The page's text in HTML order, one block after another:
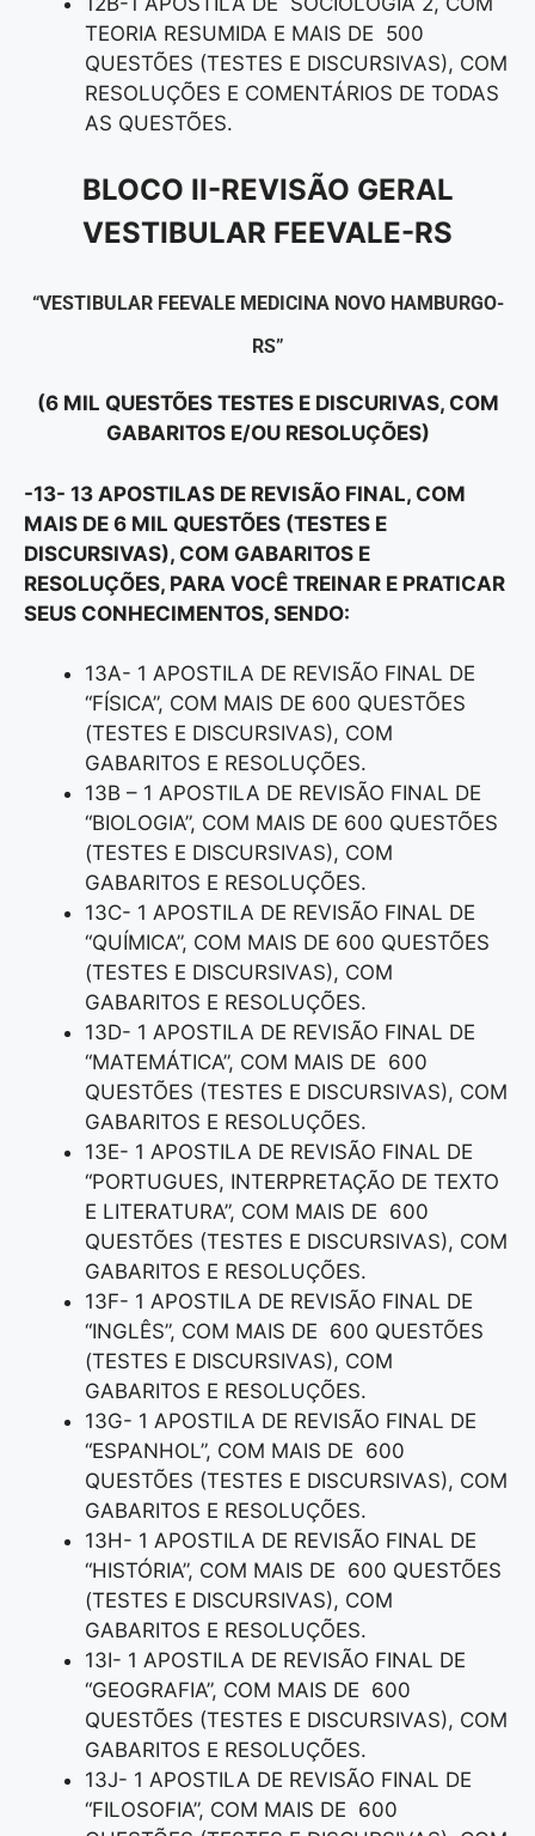
TEORIA RESUMIDA E MAIS DE 500
QUESTÕES (TESTES E DISCURSIVAS), COM
RESOLUÇÕES E COMENTÁRIOS DE TODAS
AS QUESTÕES.
BLOCO II-REVISÃO GERAL
VESTIBULAR FEEVALE-RS
“VESTIBULAR FEEVALE MEDICINA NOVO HAMBURGO-
RS”
(6 MIL QUESTÕES TESTES E DISCURIVAS, COM
GABARITOS E/OU RESOLUÇÕES)
-13- 13 APOSTILAS DE REVISÃO FINAL, COM
MAIS DE 6 MIL QUESTÕES (TESTES E
DISCURSIVAS), COM GABARITOS E
RESOLUÇÕES, PARA VOCÊ TREINAR E PRATICAR
SEUS CONHECIMENTOS, SENDO:
13A- 1 APOSTILA DE REVISÃO FINAL DE
“FÍSICA”, COM MAIS DE 600 QUESTÕES
(TESTES E DISCURSIVAS), COM
GABARITOS E RESOLUÇÕES.
13B – 1 APOSTILA DE REVISÃO FINAL DE
“BIOLOGIA”, COM MAIS DE 600 QUESTÕES
(TESTES E DISCURSIVAS), COM
GABARITOS E RESOLUÇÕES.
13C- 1 APOSTILA DE REVISÃO FINAL DE
“QUÍMICA”, COM MAIS DE 600 QUESTÕES
(TESTES E DISCURSIVAS), COM
GABARITOS E RESOLUÇÕES.
13D- 1 APOSTILA DE REVISÃO FINAL DE
“MATEMÁTICA”, COM MAIS DE 600
QUESTÕES (TESTES E DISCURSIVAS), COM
GABARITOS E RESOLUÇÕES.
13E- 1 APOSTILA DE REVISÃO FINAL DE
“PORTUGUES, INTERPRETAÇÃO DE TEXTO
E LITERATURA”, COM MAIS DE 600
QUESTÕES (TESTES E DISCURSIVAS), COM
GABARITOS E RESOLUÇÕES.
13F- 1 APOSTILA DE REVISÃO FINAL DE
“INGLÊS”, COM MAIS DE 600 QUESTÕES
(TESTES E DISCURSIVAS), COM
GABARITOS E RESOLUÇÕES.
13G- 1 APOSTILA DE REVISÃO FINAL DE
“ESPANHOL”, COM MAIS DE 600
QUESTÕES (TESTES E DISCURSIVAS), COM
GABARITOS E RESOLUÇÕES.
13H- 1 APOSTILA DE REVISÃO FINAL DE
“HISTÓRIA”, COM MAIS DE 600 QUESTÕES
(TESTES E DISCURSIVAS), COM
GABARITOS E RESOLUÇÕES.
13I- 1 APOSTILA DE REVISÃO FINAL DE
“GEOGRAFIA”, COM MAIS DE 600
QUESTÕES (TESTES E DISCURSIVAS), COM
GABARITOS E RESOLUÇÕES.
13J- 1 APOSTILA DE REVISÃO FINAL DE
“FILOSOFIA”, COM MAIS DE 600